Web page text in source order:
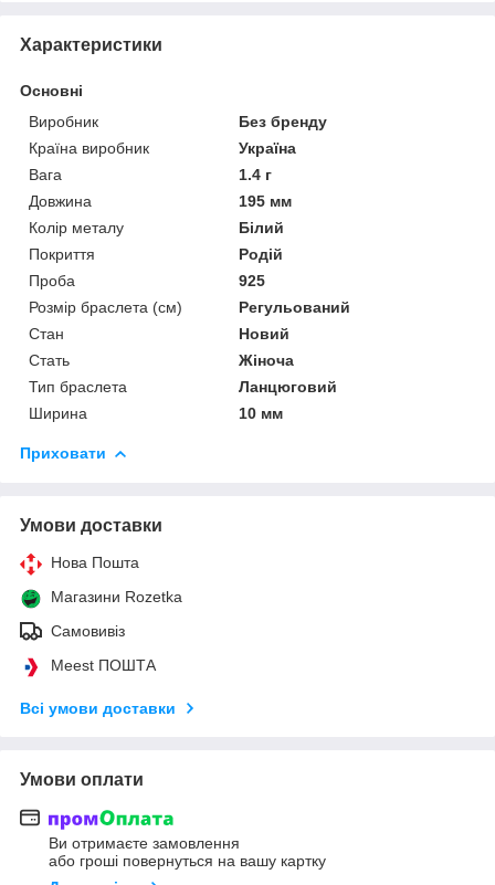
Характеристики
Основні
Виробник
Без бренду
Країна виробник
Україна
Вага
1.4 г
Довжина
195 мм
Колір металу
Білий
Покриття
Родій
Проба
925
Розмір браслета (см)
Регульований
Стан
Новий
Стать
Жіноча
Тип браслета
Ланцюговий
Ширина
10 мм
Приховати
Умови доставки
Нова Пошта
Магазини Rozetka
Самовивіз
Meest ПОШТА
Всі умови доставки
Умови оплати
Ви отримаєте замовлення
або гроші повернуться на вашу картку